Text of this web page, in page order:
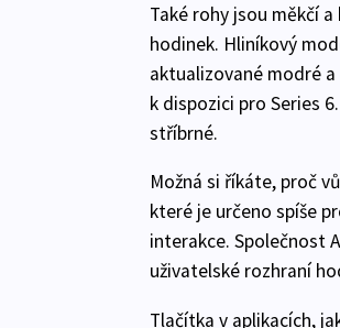
Také rohy jsou měkčí
hodinek. Hliníkový
aktualizované modré
k dispozici pro Series
stříbrné.
Možná si říkáte, proč
které je určeno spíše
interakce. Společnost
uživatelské rozhraní
Tlačítka v aplikacích,